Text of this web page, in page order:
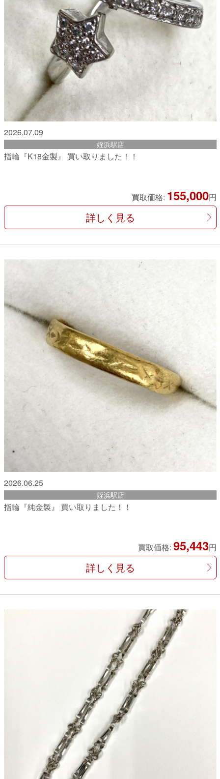
2026.07.09
姪浜駅店
指輪『K18金製』 買い取りました！！
買取価格: 155,000円
詳しく見る
2026.06.25
姪浜駅店
指輪『純金製』 買い取りました！！
買取価格: 95,443円
詳しく見る